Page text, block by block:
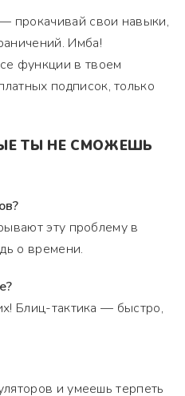
прокачивай свои навыки,
Имба!
функции в твоем
подписок, только
ТЫ НЕ СМОЖЕШЬ
эту проблему в
о времени.
Блиц-тактика — быстро,
и умеешь терпеть